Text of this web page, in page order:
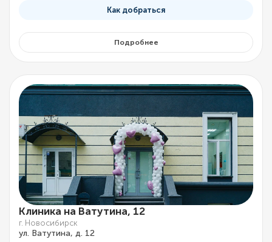
Как добраться
Подробнее
Клиника на Ватутина, 12
г. Новосибирск
ул. Ватутина, д. 12